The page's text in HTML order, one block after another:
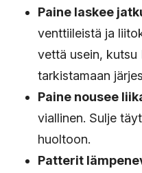
Paine laskee
venttiileistä ja
vettä usein, kutsu
tarkistamaan
Paine nousee
viallinen. Sulje
huoltoon.
Patterit